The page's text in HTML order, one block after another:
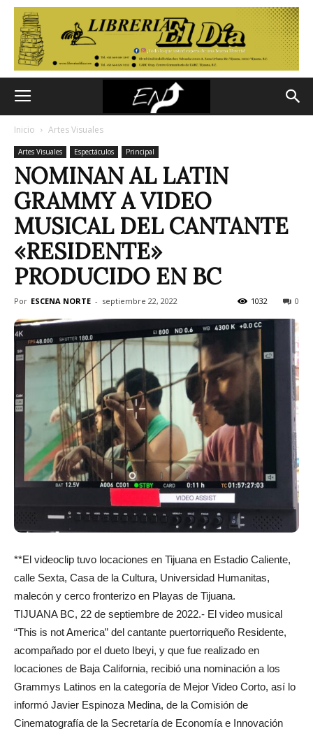
Inicio Artes Visuales
Artes Visuales Espectáculos Principal
NOMINAN AL LATIN
GRAMMY A VIDEO
MUSICAL DEL CANTANTE
«RESIDENTE»
PRODUCIDO EN BC
Por ESCENA NORTE - septiembre 22, 2022 0
1032
**El videoclip tuvo locaciones en Tijuana en Estadio Caliente,
calle Sexta, Casa de la Cultura, Universidad Humanitas,
malecón y cerco fronterizo en Playas de Tijuana.
TIJUANA BC, 22 de septiembre de 2022.- El video musical
“This is not America” del cantante puertorriqueño Residente,
acompañado por el dueto Ibeyi, y que fue realizado en
locaciones de Baja California, recibió una nominación a los
Grammys Latinos en la categoría de Mejor Video Corto, así lo
informó Javier Espinoza Medina, de la Comisión de
Cinematografía de la Secretaría de Economía e Innovación